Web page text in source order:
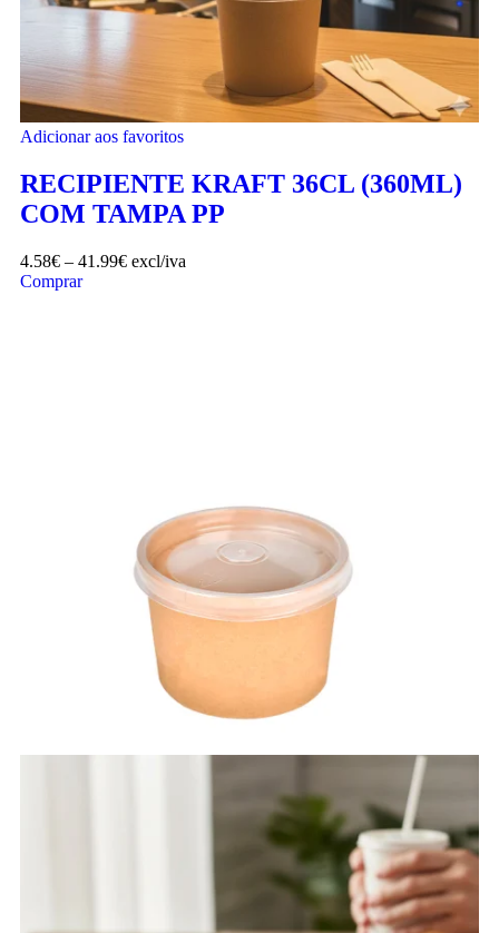
Adicionar aos favoritos
RECIPIENTE KRAFT 36CL (360ML)
COM TAMPA PP
4.58€ – 41.99€ excl/iva
Comprar